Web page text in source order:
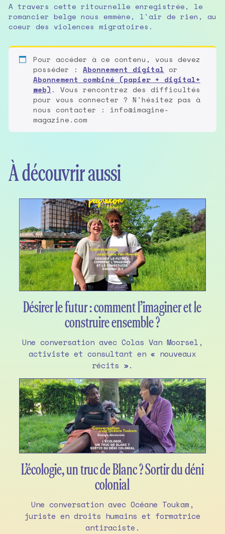
A travers cette ritournelle enregistrée, le
romancier belge nous emmène, l'air de rien, au
coeur des violences migratoires.
Pour accéder à ce contenu, vous devez
posséder : Abonnement digital or
Abonnement combiné (papier + digital+
web) . Vous rencontrez des difficultés
pour vous connecter ? N'hésitez pas à
nous contacter : info@imagine-
magazine.com
À découvrir aussi
Désirer le futur : comment l’imaginer et le
construire ensemble ?
Une conversation avec Colas Van Moorsel,
activiste et consultant en « nouveaux
récits ».
L’écologie, un truc de Blanc ? Sortir du déni
colonial
Une conversation avec Océane Toukam,
juriste en droits humains et formatrice
antiraciste.